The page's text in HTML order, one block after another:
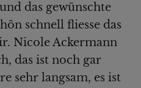
das gewünschte
schnell fliesse das
Nicole Ackermann
das ist noch gar
sehr langsam, es ist